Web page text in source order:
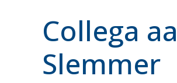
Collega
Slemmer